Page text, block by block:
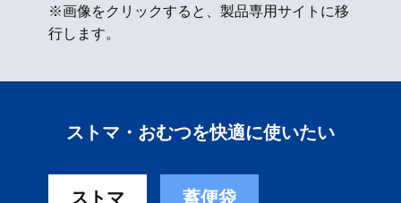
※画像をクリックすると、製品専用サイトに移
行します。
ストマ・おむつを快適に使いたい
ストマ 蓄便袋